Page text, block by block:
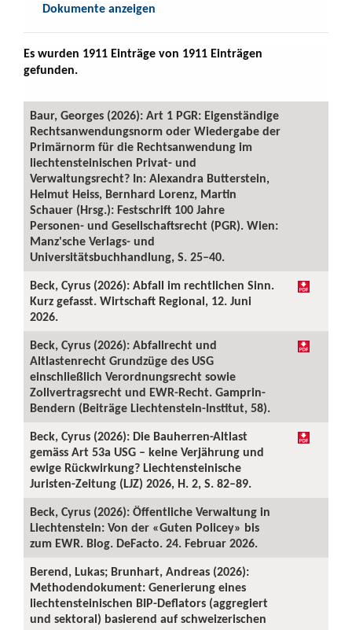
Dokumente anzeigen
Es wurden 1911 Einträge von 1911 Einträgen
gefunden.
Baur, Georges (2026): Art 1 PGR: Eigenständige
Rechtsanwendungsnorm oder Wiedergabe der
Primärnorm für die Rechtsanwendung im
liechtensteinischen Privat- und
Verwaltungsrecht? In: Alexandra Butterstein,
Helmut Heiss, Bernhard Lorenz, Martin
Schauer (Hrsg.): Festschrift 100 Jahre
Personen- und Gesellschaftsrecht (PGR). Wien:
Manz'sche Verlags- und
Universitätsbuchhandlung, S. 25–40.
Beck, Cyrus (2026): Abfall im rechtlichen Sinn.
Kurz gefasst. Wirtschaft Regional, 12. Juni
2026.
Beck, Cyrus (2026): Abfallrecht und
Altlastenrecht Grundzüge des USG
einschließlich Verordnungsrecht sowie
Zollvertragsrecht und EWR-Recht. Gamprin-
Bendern (Beiträge Liechtenstein-Institut, 58).
Beck, Cyrus (2026): Die Bauherren-Altlast
gemäss Art 53a USG – keine Verjährung und
ewige Rückwirkung? Liechtensteinische
Juristen-Zeitung (LJZ) 2026, H. 2, S. 82–89.
Beck, Cyrus (2026): Öffentliche Verwaltung in
Liechtenstein: Von der «Guten Policey» bis
zum EWR. Blog. DeFacto. 24. Februar 2026.
Berend, Lukas; Brunhart, Andreas (2026):
Methodendokument: Generierung eines
liechtensteinischen BIP-Deflators (aggregiert
und sektoral) basierend auf schweizerischen